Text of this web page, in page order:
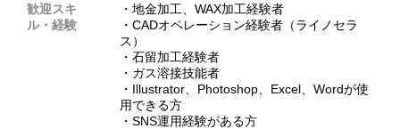
歓迎スキ
ル・経験
・地金加工、WAX加工経験者
・CADオペレーション経験者（ライノセラ
ス）
・石留加工経験者
・ガス溶接技能者
・Illustrator、Photoshop、Excel、Wordが使
用できる方
・SNS運用経験がある方